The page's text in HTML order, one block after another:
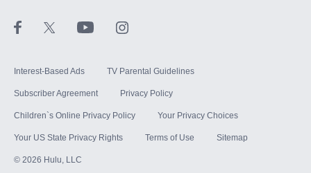
Interest-Based Ads TV Parental Guidelines
Subscriber Agreement Privacy Policy
Children`s Online Privacy Policy Your Privacy Choices
Your US State Privacy Rights Terms of Use Sitemap
© 2026 Hulu, LLC